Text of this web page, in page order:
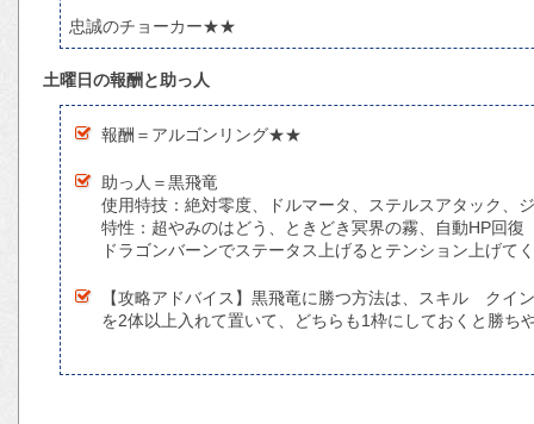
忠誠のチョーカー★★
土曜日の報酬と助っ人
報酬＝アルゴンリング★★
助っ人＝黒飛竜
使用特技：絶対零度、ドルマータ、ステルスアタック、
特性：超やみのはどう、ときどき冥界の霧、自動HP回復
ドラゴンバーンでステータス上げるとテンション上げて
【攻略アドバイス】黒飛竜に勝つ方法は、スキル ク
を2体以上入れて置いて、どちらも1枠にしておくと勝ち